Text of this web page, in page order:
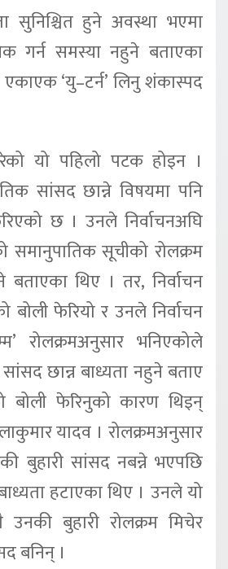
सुनिश्चित हुने अवस्था भएमा
गर्न समस्या नहुने बताएका
‘यु–टर्न’ लिनु शंकास्पद
यो पहिलो पटक होइन ।
सांसद छान्ने विषयमा पनि
छ । उनले निर्वाचनअघि
सूचीको रोलक्रम
बताएका थिए । तर, निर्वाचन
बोली फेरियो र उनले निर्वाचन
रोलक्रमअनुसार भनिएकोले
छान्न बाध्यता नहुने बताए
बोली फेरिनुको कारण थिइन्
यादव । रोलक्रमअनुसार
बुहारी सांसद नबन्ने भएपछि
हटाएका थिए । उनले यो
उनकी बुहारी रोलक्रम मिचेर
बनिन् ।